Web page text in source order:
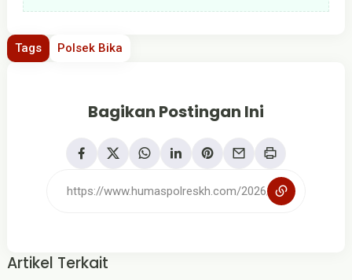
Tags Polsek Bika
Bagikan Postingan Ini
Artikel Terkait